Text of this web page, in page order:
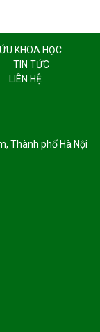
KHOA HỌC
TIN TỨC
LIÊN HỆ
Thành phố Hà Nội